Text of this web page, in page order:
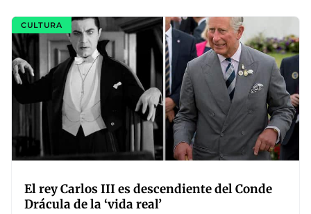
CULTURA
El rey Carlos III es descendiente del Conde
Drácula de la ‘vida real’